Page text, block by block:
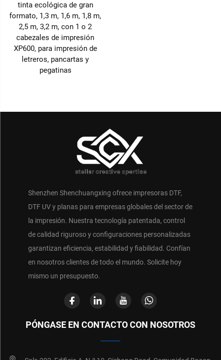
tinta ecológica de gran
formato, 1,3 m, 1,6 m, 1,8 m,
2,5 m, 3,2 m, con 1 o 2
cabezales de impresión
XP600, para impresión de
letreros, pancartas y
pegatinas
Shenzhen Shenchuangxing ofrece impresoras DTF,
DTF UV y planas para empresas globales del sector de
la impresión. Nuestra tecnología patentada, control
de calidad riguroso y configuraciones personalizadas
garantizan eficiencia, estabilidad y fiabilidad. Confían
en nosotros clientes de todo el mundo. Solicite hoy
mismo un presupuesto.
PÓNGASE EN CONTACTO CON NOSOTROS